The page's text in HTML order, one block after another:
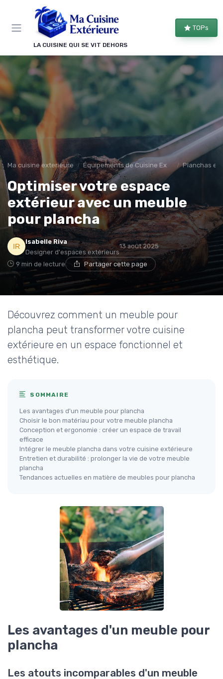
LA CUISINE QUI SE VIT DEHORS
TOPs
Ma cuisine exterieure Équipements de Cuisine Extérieure Planchas et
Optimiser votre espace
extérieur avec un meuble
pour plancha
Isabelle Riva
Designer d'espaces extérieurs
13 août 2025
9 min de lecture Partager cette page
Découvrez comment un meuble pour
plancha peut transformer votre cuisine
extérieure en un espace fonctionnel et
esthétique.
SOMMAIRE
Les avantages d'un meuble pour plancha
Choisir le bon matériau pour votre meuble plancha
Conception et ergonomie : créer un espace de travail
efficace
Intégrer le meuble plancha dans votre cuisine extérieure
Entretien et durabilité : prolonger la vie de votre meuble
plancha
Tendances actuelles en matière de meubles pour plancha
Les avantages d'un meuble pour
plancha
Les atouts incomparables d'un meuble
Panneau de gestion des cookies